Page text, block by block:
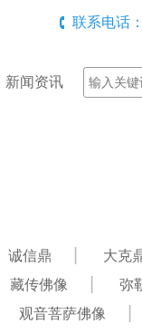
联系电话
新闻资讯
诚信鼎 大克
藏传佛像
弥
观音菩萨佛像